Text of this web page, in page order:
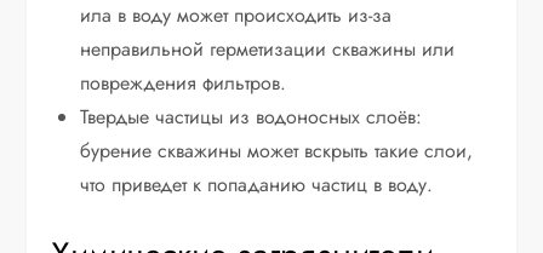
ила в воду может происходить из-за
неправильной герметизации скважины или
повреждения фильтров.
Твердые частицы из водоносных слоёв:
бурение скважины может вскрыть такие слои,
что приведет к попаданию частиц в воду.